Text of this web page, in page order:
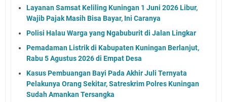
Layanan Samsat Keliling Kuningan 1 Juni 2026 Libur,
Wajib Pajak Masih Bisa Bayar, Ini Caranya
Polisi Halau Warga yang Ngabuburit di Jalan Lingkar
Pemadaman Listrik di Kabupaten Kuningan Berlanjut,
Rabu 5 Agustus 2026 di Empat Desa
Kasus Pembuangan Bayi Pada Akhir Juli Ternyata
Pelakunya Orang Sekitar, Satreskrim Polres Kuningan
Sudah Amankan Tersangka